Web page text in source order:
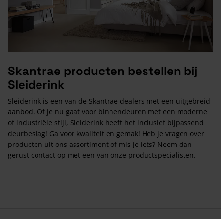
Skantrae producten bestellen bij
Sleiderink
Sleiderink is een van de Skantrae dealers met een uitgebreid
aanbod. Of je nu gaat voor binnendeuren met een moderne
of industriële stijl, Sleiderink heeft het inclusief bijpassend
deurbeslag! Ga voor kwaliteit en gemak! Heb je vragen over
producten uit ons assortiment of mis je iets? Neem dan
gerust contact op met een van onze productspecialisten.